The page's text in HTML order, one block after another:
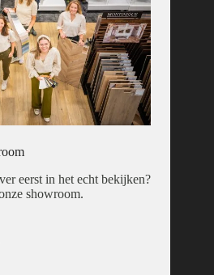
eerst in het echt bekijken?
showroom.